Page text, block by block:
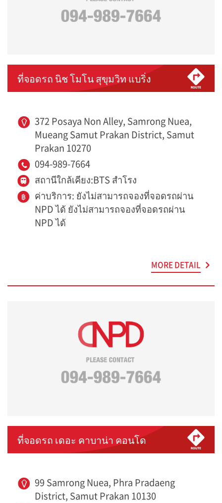
ที่จอดรถ นิช โมโน สุขุมวิท แบริ่ง
372 Posaya Non Alley, Samrong Nuea,
Mueang Samut Prakan District, Samut
Prakan 10270
094-989-7664
สถานีใกล้เคียง:BTS สำโรง
ค่าบริการ: ยังไม่สามารถจองที่จอดรถผ่าน
NPD ได้ ยังไม่สามารถจองที่จอดรถผ่าน
NPD ได้
MORE DETAIL
ที่จอดรถ เดอะ คาบาน่า คอนโด
99 Samrong Nuea, Phra Pradaeng
District, Samut Prakan 10130